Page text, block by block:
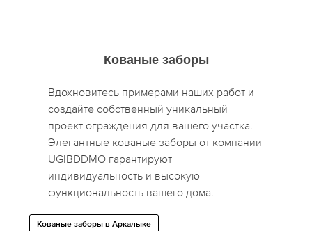
Кованые заборы
Вдохновитесь примерами наших работ и
создайте собственный уникальный
проект ограждения для вашего участка.
Элегантные кованые заборы от компании
UGIBDDMO гарантируют
индивидуальность и высокую
функциональность вашего дома.
Кованые заборы в Аркалыке